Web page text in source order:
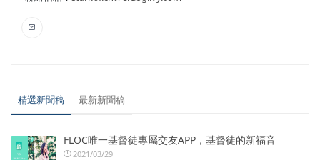
精選新聞稿 最新新聞稿
FLOC唯一基督徒專屬交友APP，基督徒的新福音
2021/03/29